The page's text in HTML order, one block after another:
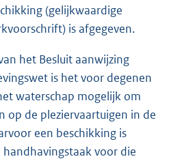
(gelijkwaardige
is afgegeven.
het Besluit aanwijzing
is het voor degenen
waterschap mogelijk om
op de pleziervaartuigen in de
een beschikking is
voor die